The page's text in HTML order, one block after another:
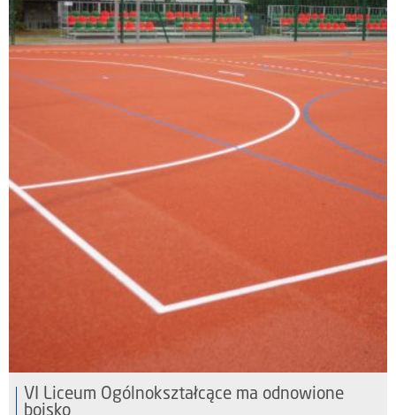
VI Liceum Ogólnokształcące ma odnowione
boisko